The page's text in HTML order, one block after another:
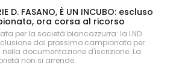
D. FASANO, È UN INCUBO: escluso
ora corsa al ricorso
per la società biancazzurra: la LND
dal prossimo campionato per
documentazione d'iscrizione. La
non si arrende.